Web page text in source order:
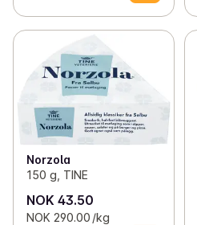
Norzola
150 g, TINE
NOK 43.50
NOK 290.00 /kg